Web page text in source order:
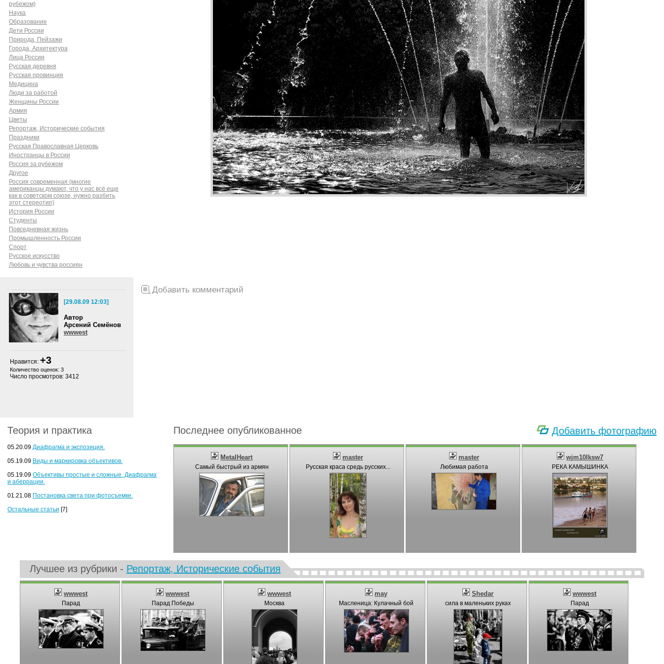
рубежом)
Наука
Образование
Дети России
Природа, Пейзажи
Города, Архитектура
Лица России
Русская деревня
Русская провинция
Медицина
Люди за работой
Женщины России
Армия
Цветы
Репортаж, Исторические события
Праздники
Русская Православная Церковь
Иностранцы в России
Россия за рубежом
Другое
Россия современная (многие
американцы думают, что у нас всё еще
как в советском союзе, нужно разбить
этот стереотип)
История России
Cтуденты
Повседневная жизнь
Промышленность России
Спорт
Русское искусство
Любовь и чувства россиян
[29.08.09 12:03]
Автор
Арсений Семёнов
wwwest
Нравится: +3
Количество оценок: 3
Число просмотров: 3412
Добавить комментарий
Теория и практика
05.20.09 Диафрагма и экспозиция.
05.19.09 Виды и маркировка объективов.
05.19.09 Объективы простые и сложные. Диафрагма
и аберрации.
01.21.08 Постановка света при фотосъемке.
Остальные статьи [7]
Последнее опубликованное Добавить фотографию
MetalHeart
Самый быстрый из армян
master
Русская краса средь русских...
master
Любимая работа
wjm10lksw7
РЕКА КАМЫШИНКА
Лучшее из рубрики - Репортаж, Исторические события
wwwest
Парад
wwwest
Парад Победы
wwwest
Москва
may
Масленица: Кулачный бой
Shedar
сила в маленьких руках
wwwest
Парад